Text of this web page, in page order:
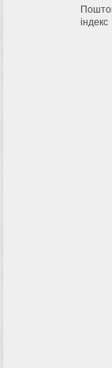
індекс